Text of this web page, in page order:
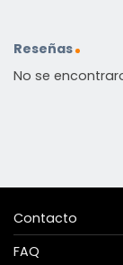
Reseñas
No se
Contacto
FAQ